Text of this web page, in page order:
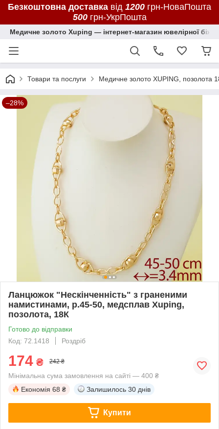
Безкоштовна доставка від 1200 грн-НоваПошта
500грн-УкрПошта
Медичне золото Xuping — інтернет-магазин ювелірної
Товари та послуги Медичне золото XUPING, позолота
–28%
Ланцюжок "Нескінченність" з граненими
намистинами, р.45-50, медсплав Xuping,
позолота, 18К
Готово до відправки
Код: 72.1418
Роздріб
174 ₴ 242 ₴
Мінімальна сума замовлення на сайті — 400 ₴
Економія 68 ₴ Залишилось 30 днів
Купити